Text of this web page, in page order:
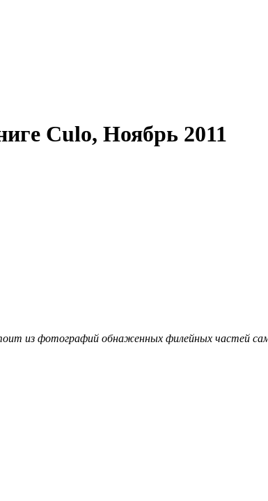
Culo, Ноябрь 2011
из фотографий обнаженных филейных частей